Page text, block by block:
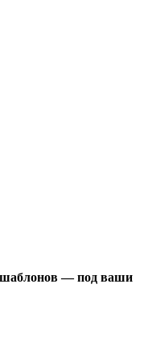
шаблонов — под ваши